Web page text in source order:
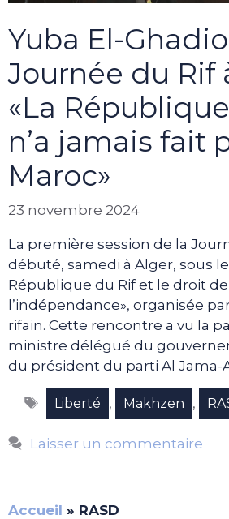
Yuba El-
Journée du Rif
«La
n’a jamais fait
Maroc»
23 novembre 2024
La première session de la
débuté, samedi à Alger, sous
République du Rif et le droit
l’indépendance», organisée
rifain. Cette rencontre a vu la
ministre délégué du
du président du parti Al Jama-
Étiquettes
Liberté , Makhzen ,
Laisser un commentaire
Accueil » RASD